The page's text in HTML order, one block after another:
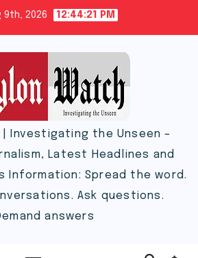
9th, 2026 12:44:22 PM
| Investigating the Unseen –
Latest Headlines and
Information: Spread the word.
Ask questions.
answers